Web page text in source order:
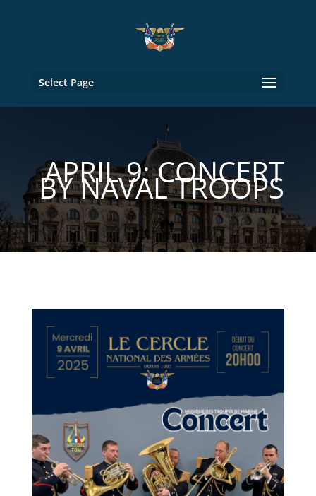
Select Page
APRIL 9: CONCERT
BY NAVAL TROOPS